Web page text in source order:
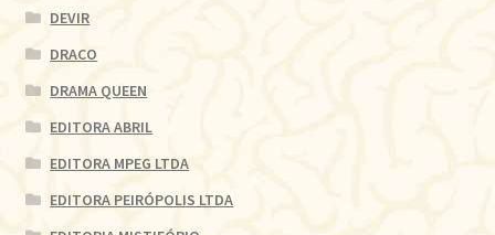
DEVIR
DRACO
DRAMA QUEEN
EDITORA ABRIL
EDITORA MPEG LTDA
EDITORA PEIRÓPOLIS LTDA